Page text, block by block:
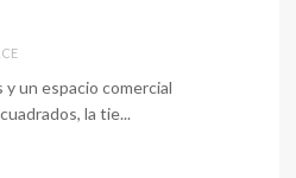
un espacio comercial
la tie...